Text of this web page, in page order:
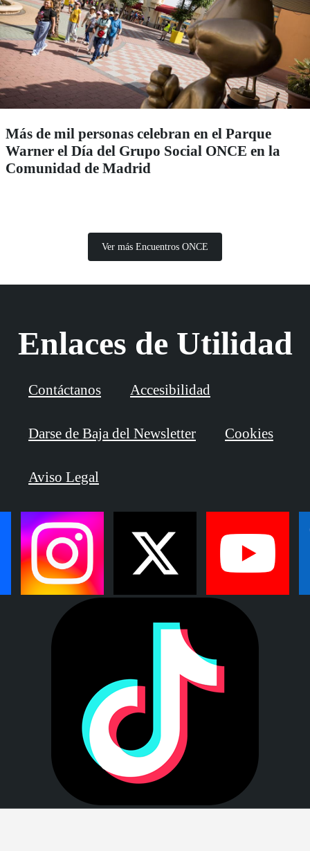
Más de mil personas celebran en el Parque
Warner el Día del Grupo Social ONCE en la
Comunidad de Madrid
Ver más Encuentros ONCE
Enlaces de Utilidad
Contáctanos Accesibilidad
Darse de Baja del Newsletter Cookies
Aviso Legal